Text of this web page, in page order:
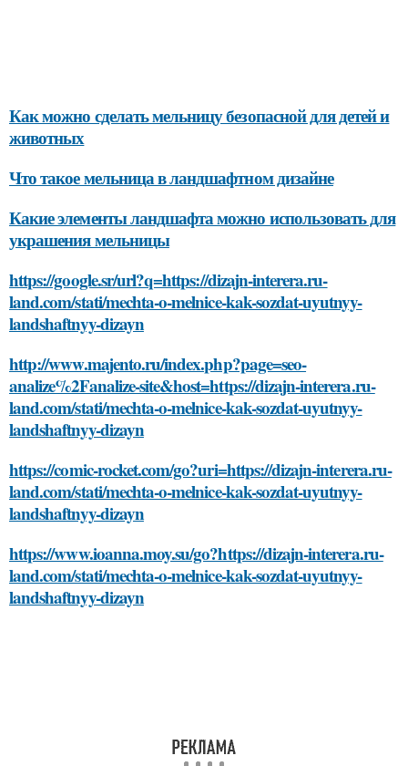
Как можно сделать мельницу безопасной для детей и
животных
Что такое мельница в ландшафтном дизайне
Какие элементы ландшафта можно использовать для
украшения мельницы
https://google.sr/url?q=https://dizajn-interera.ru-
land.com/stati/mechta-o-melnice-kak-sozdat-uyutnyy-
landshaftnyy-dizayn
http://www.majento.ru/index.php?page=seo-
analize%2Fanalize-site&host=https://dizajn-interera.ru-
land.com/stati/mechta-o-melnice-kak-sozdat-uyutnyy-
landshaftnyy-dizayn
https://comic-rocket.com/go?uri=https://dizajn-interera.ru-
land.com/stati/mechta-o-melnice-kak-sozdat-uyutnyy-
landshaftnyy-dizayn
https://www.ioanna.moy.su/go?https://dizajn-interera.ru-
land.com/stati/mechta-o-melnice-kak-sozdat-uyutnyy-
landshaftnyy-dizayn